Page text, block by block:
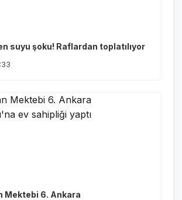
suyu şoku! Raflardan toplatılıyor
Mektebi 6. Ankara